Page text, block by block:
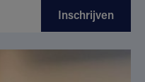
Inschrijven